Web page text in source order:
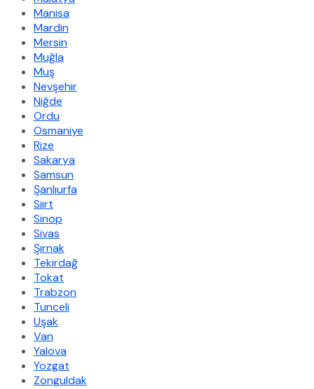
Manisa
Mardin
Mersin
Muğla
Muş
Nevşehir
Niğde
Ordu
Osmaniye
Rize
Sakarya
Samsun
Şanlıurfa
Siirt
Sinop
Sivas
Şırnak
Tekirdağ
Tokat
Trabzon
Tunceli
Uşak
Van
Yalova
Yozgat
Zonguldak